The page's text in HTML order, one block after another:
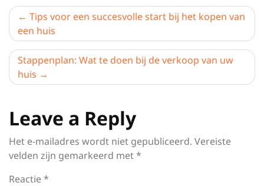
Berichtnavigatie
Tips voor een succesvolle start bij het kopen van
een huis
Stappenplan: Wat te doen bij de verkoop van uw
huis
Leave a Reply
Het e-mailadres wordt niet gepubliceerd. Vereiste
velden zijn gemarkeerd met*
Reactie*